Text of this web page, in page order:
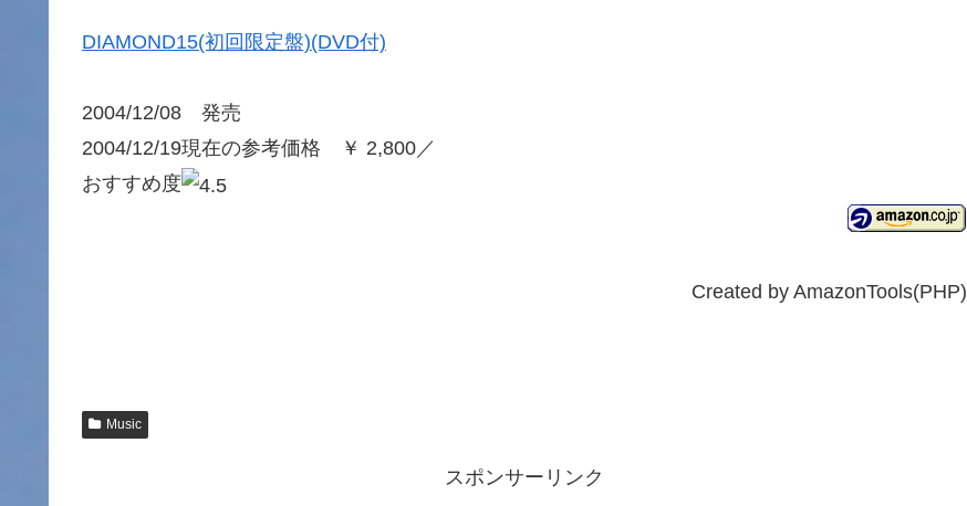
DIAMOND15(初回限定盤)(DVD付)
2004/12/08 発売
2004/12/19現在の参考価格 ￥ 2,800／
おすすめ度
Created by AmazonTools(PHP)
Music
スポンサーリンク